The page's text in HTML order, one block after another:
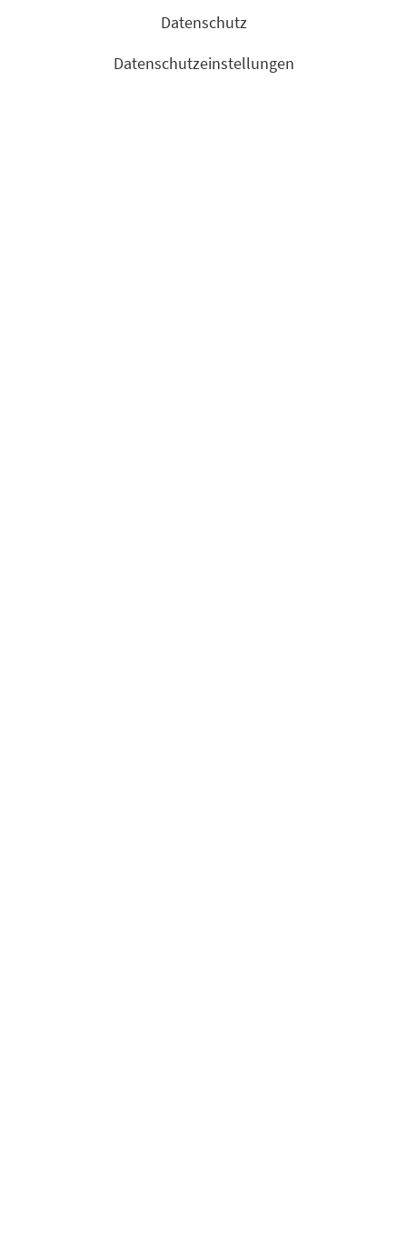
Datenschutz
Datenschutzeinstellungen